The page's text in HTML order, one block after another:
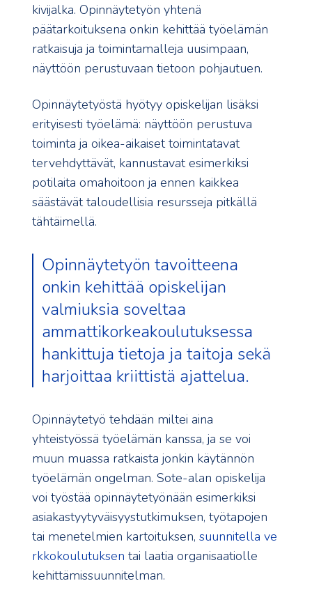
kivijalka. Opinnäytetyön yhtenä
päätarkoituksena onkin kehittää työelämän
ratkaisuja ja toimintamalleja uusimpaan,
näyttöön perustuvaan tietoon pohjautuen.
Opinnäytetyöstä hyötyy opiskelijan lisäksi
erityisesti työelämä: näyttöön perustuva
toiminta ja oikea-aikaiset toimintatavat
tervehdyttävät, kannustavat esimerkiksi
potilaita omahoitoon ja ennen kaikkea
säästävät taloudellisia resursseja pitkällä
tähtäimellä.
Opinnäytetyön tavoitteena
onkin kehittää opiskelijan
valmiuksia soveltaa
ammattikorkeakoulutuksessa
hankittuja tietoja ja taitoja sekä
harjoittaa kriittistä ajattelua.
Opinnäytetyö tehdään miltei aina
yhteistyössä työelämän kanssa, ja se voi
muun muassa ratkaista jonkin käytännön
työelämän ongelman. Sote-alan opiskelija
voi työstää opinnäytetyönään esimerkiksi
asiakastyytyväisyystutkimuksen, työtapojen
tai menetelmien kartoituksen, suunnitella ve
rkkokoulutuksen tai laatia organisaatiolle
kehittämissuunnitelman.